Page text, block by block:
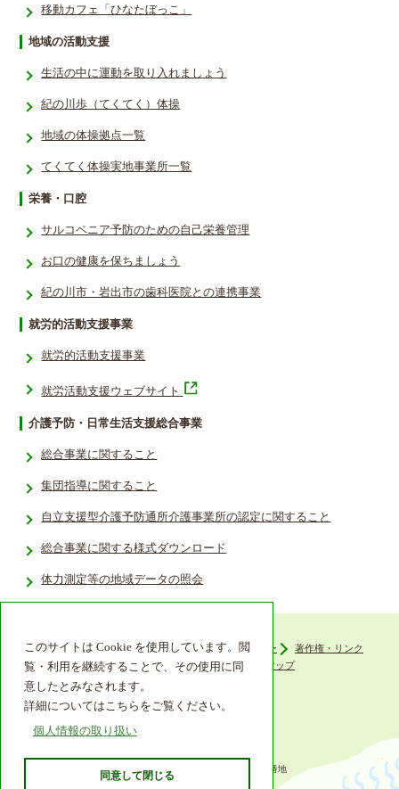
このサイトは Cookie を使用しています。閲
覧・利用を継続することで、その使用に同
意したとみなされます。
詳細についてはこちらをご覧ください。
個人情報の取り扱い
同意して閉じる
移動カフェ「ひなたぼっこ」
地域の活動支援
生活の中に運動を取り入れましょう
紀の川歩（てくてく）体操
地域の体操拠点一覧
てくてく体操実地事業所一覧
栄養・口腔
サルコペニア予防のための自己栄養管理
お口の健康を保ちましょう
紀の川市・岩出市の歯科医院との連携事業
就労的活動支援事業
就労的活動支援事業
就労活動支援ウェブサイト
介護予防・日常生活支援総合事業
総合事業に関すること
集団指導に関すること
自立支援型介護予防通所介護事業所の認定に関すること
総合事業に関する様式ダウンロード
体力測定等の地域データの照会­
ウェブアクセシビリティ プライバシーポリシー
著作権・リンク
組織機構
リンク集 サイトマップ
〒649-6492 和歌山県紀の川市西大井338番地
TEL 0736-77-2511